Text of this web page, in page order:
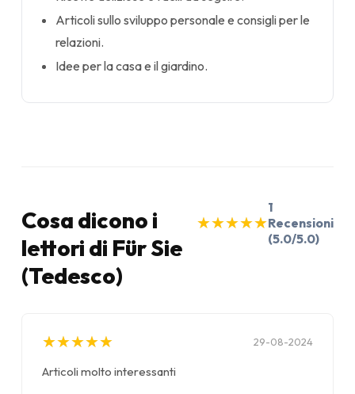
Articoli sullo sviluppo personale e consigli per le
relazioni.
Idee per la casa e il giardino.
Cosa dicono i
lettori di Für Sie
(Tedesco)
★
★★
★★
★★
★★
★
1
Recensioni
(5.0/5.0)
★
★★
★★
★★
★★
★ 29-08-2024
Articoli molto interessanti